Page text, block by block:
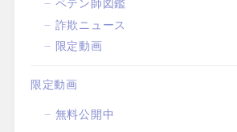
ペテン師図鑑
詐欺ニュース
限定動画
限定動画
無料公開中